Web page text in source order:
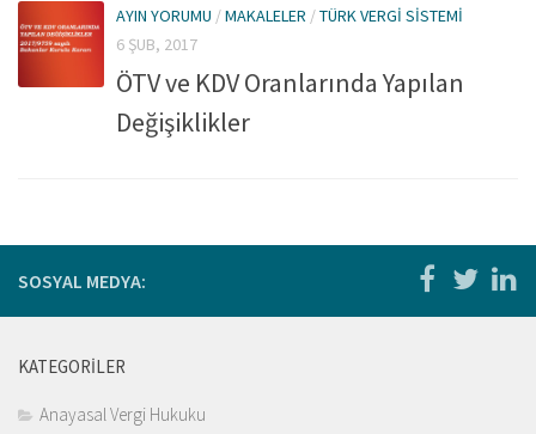
Özgeçmiş
Yayınlanmış Çalışmalar
Danışmanlıklar, Jüri Üyelikleri ve Atıflar
Öğrenci
For Englısh
Yasal Uyarı
İletişim
AYIN YORUMU /MAKALELER /TÜRK VERGI SISTEMI
6 ŞUB, 2017
ÖTV ve KDV Oranlarında Yapılan
Değişiklikler
SOSYAL MEDYA:
KATEGORILER
Anayasal Vergi Hukuku